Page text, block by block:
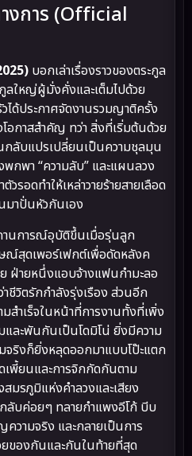
งการ (Official
บอกเล่าเรื่องราวของตระกูล
ลใหญ่ผู้มั่งคั่งและเต็มไปด้วย
ด้ประกาศจัดงานรวมญาติครั้ง
อกาสสำคัญ ทว่า สิ่งที่เริ่มต้นด้วย
ลับแปรเปลี่ยนเป็นความชุลมุน
กพา “ความลับ” และแผนลวง
รอดทำให้เหล่าวายร้ายสายเลือด
าปั่นหัวกันเอง
นการณ์อุบัติขึ้นเมื่อรุ่นลูก
ณ์สุดเพอร์เฟกต์เพื่อดัดหลังค
ฝ่ายหนึ่งแอบจ้างแฟนกำมะลอ
ชีวิตรักกำลังรุ่งเรือง ส่วนอีก
สำเร็จในหน้าที่การงานทั้งที่เพิ่ง
และพันกันเป็นโดมิโน่ ยิ่งมีความ
จริงก็ยิ่งหลุดออกมาแบบโป๊ะแตก
เพี้ยนและการจิกกัดกันตาม
มรภูมิแห่งคำลวงและเสียง
ลับค่อยๆ ทลายกำแพงอีโก้ บีบ
วามจริง และกลายเป็นการ
ยของกันและกันในท้ายที่สุด